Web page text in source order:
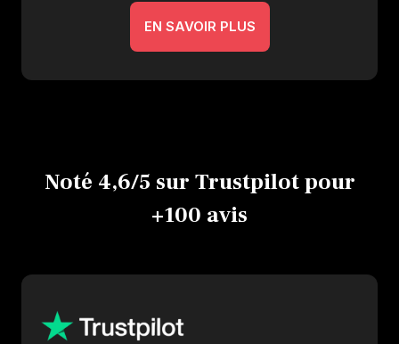
EN SAVOIR PLUS
Noté 4,6/5 sur Trustpilot pour
+100 avis